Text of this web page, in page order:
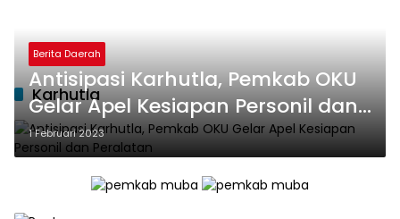
Karhutla
Berita Daerah
Antisipasi Karhutla, Pemkab OKU
Gelar Apel Kesiapan Personil dan
Peralatan
1 Februari 2023